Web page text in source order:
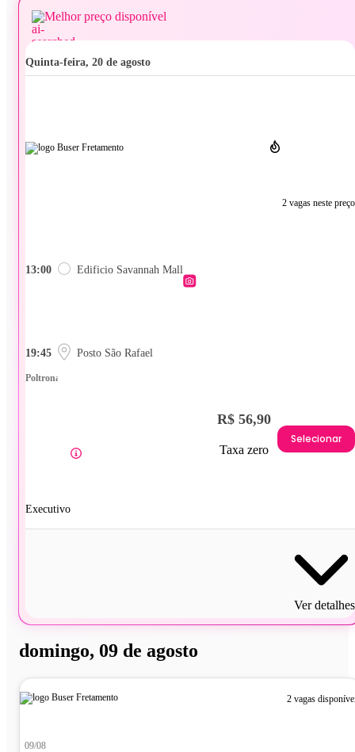
Melhor preço disponível
quinta-feira, 20 de agosto
2 vagas neste preço
13:00 Edificio Savannah Mall
19:45 Posto São Rafael
Poltrona
Executivo
R$ 56,90
Taxa zero
Selecionar
Ver detalhes
domingo, 09 de agosto
2 vagas
09/08